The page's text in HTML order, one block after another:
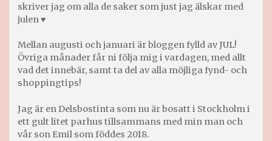
skriver jag om alla de saker som just jag älskar med
julen ♥
Mellan augusti och januari är bloggen fylld av JUL!
Övriga månader får ni följa mig i vardagen, med allt
vad det innebär, samt ta del av alla möjliga fynd- och
shoppingtips!
Jag är en Delsbostinta som nu är bosatt i Stockholm i
ett gult litet parhus tillsammans med min man och
vår son Emil som föddes 2018.